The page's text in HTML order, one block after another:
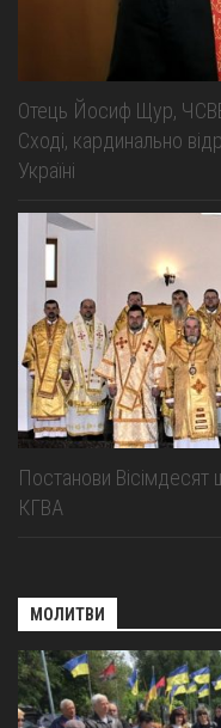
Отець Йосиф Щур,
Сході, кардинально
Україні
Постанови Вісімдесят
КГВА
МОЛИТВИ